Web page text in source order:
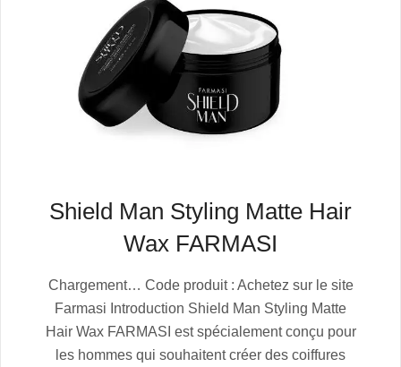
Shield Man Styling Matte Hair
Wax FARMASI
07-
06
Chargement… Code produit : Achetez sur le site
Farmasi Introduction Shield Man Styling Matte
Hair Wax FARMASI est spécialement conçu pour
les hommes qui souhaitent créer des coiffures